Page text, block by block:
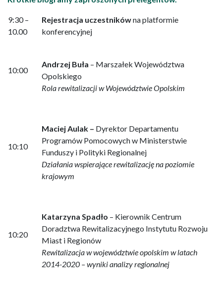
9:30 –
10.00
Rejestracja uczestnikówna platformie
konferencyjnej
10:00
Andrzej Buła – Marszałek Województwa
Opolskiego
Rola rewitalizacji w Województwie Opolskim
10:10
Maciej Aulak – Dyrektor Departamentu
Programów Pomocowych w Ministerstwie
Funduszy i Polityki Regionalnej
Działania wspierające rewitalizację na poziomie
krajowym
10:20
Katarzyna Spadło – Kierownik Centrum
Doradztwa Rewitalizacyjnego Instytutu Rozwoju
Miast i Regionów
Rewitalizacja w województwie opolskim w latach
2014-2020 – wyniki analizy regionalnej